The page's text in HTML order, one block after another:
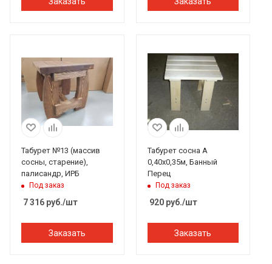
Табурет №13 (массив
сосны, старение),
палисандр, ИРБ
Под заказ
7 316 руб./шт
Заказать
Табурет сосна А
0,40х0,35м, Банный
Перец
Под заказ
920руб./шт
Заказать